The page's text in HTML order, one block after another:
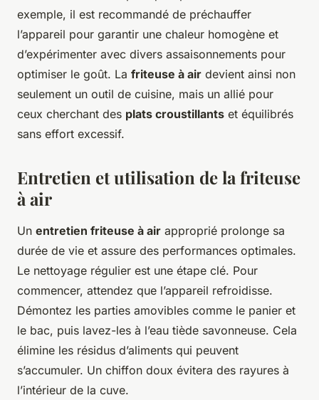
exemple, il est recommandé de préchauffer
l’appareil pour garantir une chaleur homogène et
d’expérimenter avec divers assaisonnements pour
optimiser le goût. La friteuse à air devient ainsi non
seulement un outil de cuisine, mais un allié pour
ceux cherchant des plats croustillants et équilibrés
sans effort excessif.
Entretien et utilisation de la friteuse
à air
Un entretien friteuse à air approprié prolonge sa
durée de vie et assure des performances optimales.
Le nettoyage régulier est une étape clé. Pour
commencer, attendez que l’appareil refroidisse.
Démontez les parties amovibles comme le panier et
le bac, puis lavez-les à l’eau tiède savonneuse. Cela
élimine les résidus d’aliments qui peuvent
s’accumuler. Un chiffon doux évitera des rayures à
l’intérieur de la cuve.